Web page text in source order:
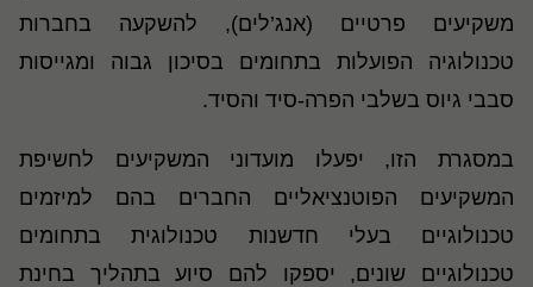
משקיעים פרטיים (אנג’לים), להשקעה בחברות
טכנולוגיה הפועלות בתחומים בסיכון גבוה ומגייסות
סבבי גיוס בשלבי הפרה-סיד והסיד.
במסגרת הזו, יפעלו מועדוני המשקיעים לחשיפת
המשקיעים הפוטנציאליים החברים בהם למיזמים
טכנולוגיים בעלי חדשנות טכנולוגית בתחומים
טכנולוגיים שונים, יספקו להם סיוע בתהליך בחינת